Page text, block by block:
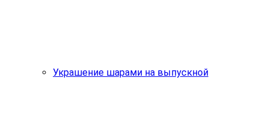
Украшение шарами на выпускной